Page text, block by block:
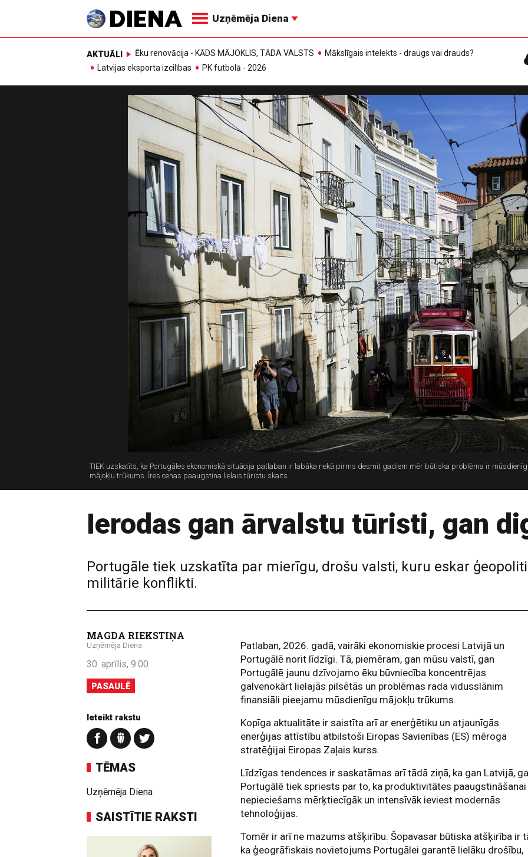
Uzņēmēja Diena
AKTUĀLI Ēku renovācija - KĀDS MĀJOKLIS, TĀDA VALSTS
Mākslīgais intelekts - draugs vai drauds?
Latvijas eksporta izcilības
PK futbolā - 2026
TIEK uzskatīts, ka Portugāles ekonomiskā situācija patlaban ir labāka nekā pirms desmit gadiem mēr būtiska problēma ir
mājokļu trūkums. Īres cenas paaugstina lielais tūristu skaits.
Ierodas gan ārvalstu tūristi, gan
Portugāle tiek uzskatīta par mierīgu, drošu valsti, kuru eskar
militārie konflikti.
MAGDA RIEKSTIŅA
Uzņēmēja Diena
30. aprīlis, 9:00
PASAULĒ
Ieteikt rakstu
TĒMAS
Uzņēmēja Diena
SAISTĪTIE RAKSTI
Patlaban, 2026. gadā, vairāki ekonomiskie procesi Latvijā un
Portugālē norit līdzīgi. Tā, piemēram, gan mūsu valstī, gan
Portugālē jaunu dzīvojamo ēku būvniecība koncentrējas
galvenokārt lielajās pilsētās un problēmas rada vidusslānim
finansiāli pieejamu mūsdienīgu mājokļu trūkums.
Kopīga aktualitāte ir saistīta arī ar enerģētiku un atjaunīgās
enerģijas attīstību atbilstoši Eiropas Savienības (ES) mēroga
stratēģijai Eiropas Zaļais kurss.
Līdzīgas tendences ir saskatāmas arī tādā ziņā, ka gan Latvijā,
Portugālē tiek spriests par to, ka produktivitātes
nepieciešams mērķtiecīgāk un intensīvāk ieviest modernās
tehnoloģijas.
Tomēr ir arī ne mazums atšķirību. Šopavasar būtiska atšķirība ir
ka ģeogrāfiskais novietojums Portugālei garantē lielāku drošību,